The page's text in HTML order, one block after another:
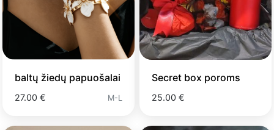
baltų žiedų papuošalai
27.00 € M-L
Secret box poroms
25.00 €